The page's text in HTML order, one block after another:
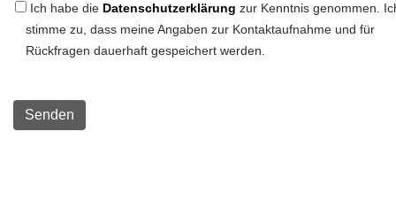
Ich habe die Datenschutzerklärung zur Kenntnis genommen.
stimme zu, dass meine Angaben zur Kontaktaufnahme und für
Rückfragen dauerhaft gespeichert werden.